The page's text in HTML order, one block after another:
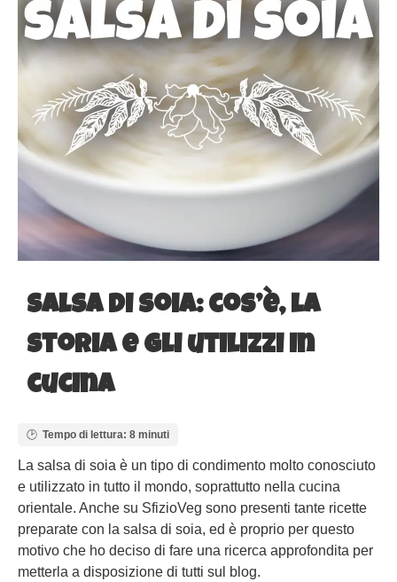
Salsa di soia: cos’è, la
storia e gli utilizzi in
cucina
Tempo di lettura: 8 minuti
La salsa di soia è un tipo di condimento molto conosciuto
e utilizzato in tutto il mondo, soprattutto nella cucina
orientale. Anche su SfizioVeg sono presenti tante ricette
preparate con la salsa di soia, ed è proprio per questo
motivo che ho deciso di fare una ricerca approfondita per
metterla a disposizione di tutti sul blog.